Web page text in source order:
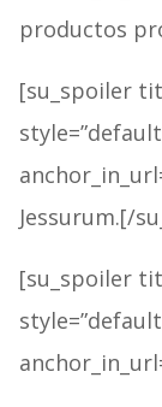
productos
[su_spoiler
Jessurum.[/
[su_spoiler